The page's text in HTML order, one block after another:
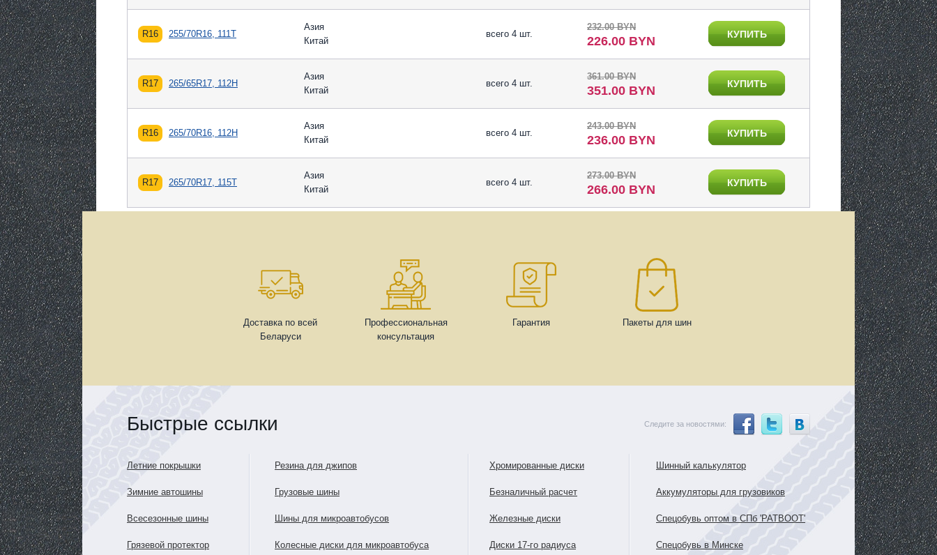
R16 255/70R16, 111T
Азия
Китай
всего 4 шт.
232.00 BYN
226.00 BYN КУПИТЬ
R17 265/65R17, 112H
Азия
Китай
всего 4 шт.
361.00 BYN
351.00 BYN КУПИТЬ
R16 265/70R16, 112H
Азия
Китай
всего 4 шт.
243.00 BYN
236.00 BYN КУПИТЬ
R17 265/70R17, 115T
Азия
Китай
всего 4 шт.
273.00 BYN
266.00 BYN КУПИТЬ
Доставка по всей
Беларуси
Профессиональная
консультация
Гарантия Пакеты для шин
Быстрые ссылки Следите за новостями:
Летние покрышки
Зимние автошины
Всесезонные шины
Грязевой протектор
Резина для джипов
Грузовые шины
Шины для микроавтобусов
Колесные диски для микроавтобуса
Хромированные диски
Безналичный расчет
Железные диски
Диски 17-го радиуса
Шинный калькулятор
Аккумуляторы для грузовиков
Спецобувь оптом в СПб 'PATBOOT'
Спецобувь в Минске